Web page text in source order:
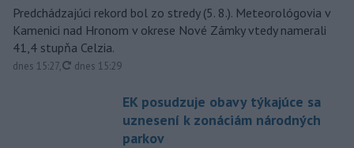
Predchádzajúci rekord bol zo stredy (5. 8.). Meteorológovia v
Kamenici nad Hronom v okrese Nové Zámky vtedy namerali
41,4 stupňa Celzia.
dnes 15:27, aktualizované
dnes 15:29
EK posudzuje obavy týkajúce sa
uznesení k zonáciám národných
parkov